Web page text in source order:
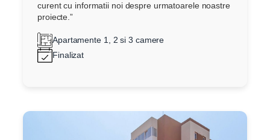
curent cu informatii noi despre urmatoarele noastre
proiecte.”
Apartamente 1, 2 si 3 camere
Finalizat